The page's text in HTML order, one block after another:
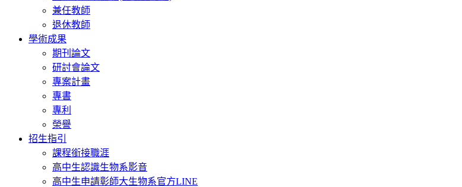
兼任教師
退休教師
學術成果
期刊論文
研討會論文
專案計畫
專書
專利
榮譽
招生指引
課程銜接職涯
高中生認識生物系影音
高中生申請彰師大生物系官方LINE